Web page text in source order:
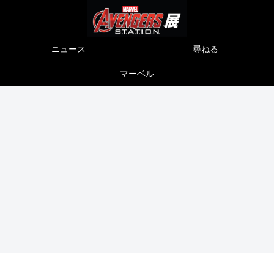
ニュース 尋ねる
マーベル